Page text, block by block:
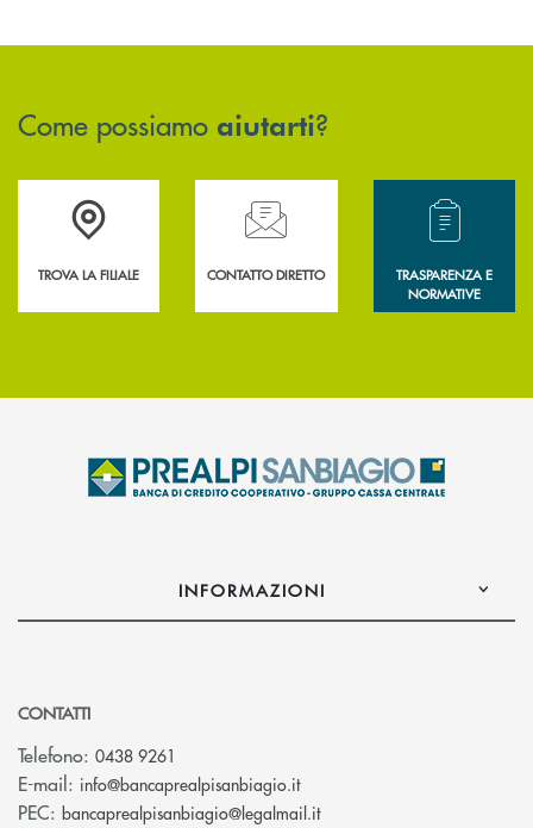
Come possiamo aiutarti?
Accedi all' elenco completo delle filiali .
TROVA LA FILIALE
Hai bisogno di assistenza immediata?
CONTATTO DIRETTO
Hai bisogno di
TRASPARENZA E
NORMATIVE
INFORMAZIONI
CONTATTI
Telefono: 0438 9261
E-mail: info@bancaprealpisanbiagio.it(si apre l’app di posta
PEC: bancaprealpisanbiagio@legalmail.it(si apre l’app di posta